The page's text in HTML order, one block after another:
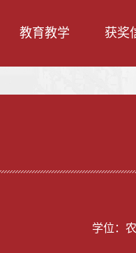
教育教学 获奖
学位：